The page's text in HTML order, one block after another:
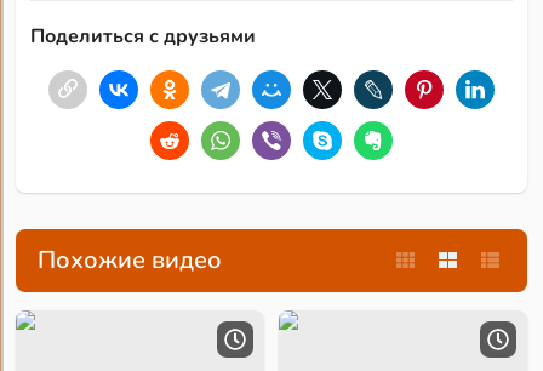
Поделиться с друзьями
Похожие видео